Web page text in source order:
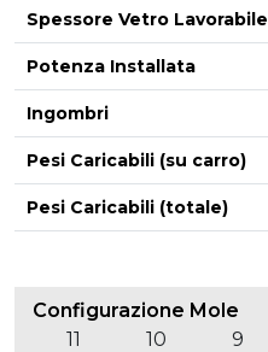
Spessore Vetro Lavorabile
Potenza Installata
Ingombri
Pesi Caricabili (su carro)
Pesi Caricabili (totale)
Configurazione Mole
11
10 9